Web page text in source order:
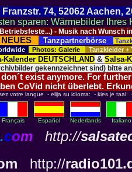
74, 52062 Aachen,
sparen: Wärmebilder Ihres
- Musik nach Wunsch
NEUES Tanzpartnerbörse
Photos: Galerie Tanzkleider +
Kalender DEUTSCHLAND & Salsa-
gekennzeichnet sind) bitte
exist anymore. For
CoVid nicht überlebt.
votre langue - elija su idioma: - kies je taal:
Français Español Nederlands Italiano
.com http://
http://